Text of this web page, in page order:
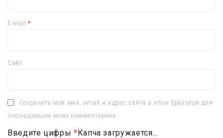
E-mail*
Сайт
Сохранить моё имя, email и адрес сайта в этом браузере для
последующих моих комментариев.
Введите цифры *Капча загружается...